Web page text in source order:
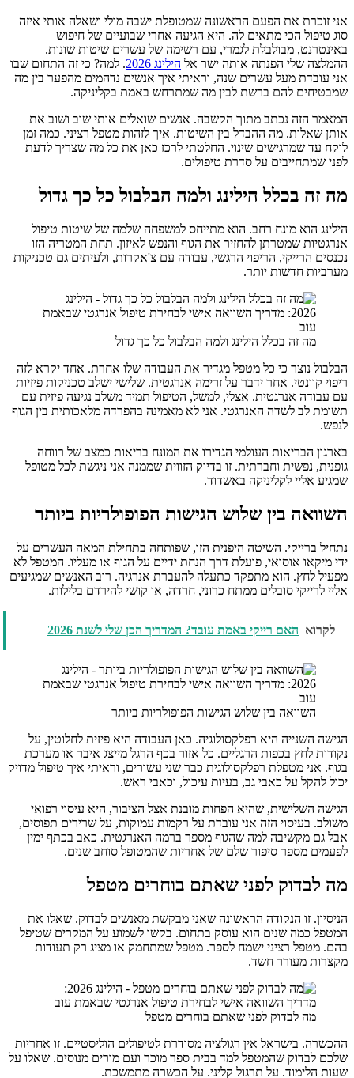
אני זוכרת את הפעם הראשונה שמטופלת ישבה מולי ושאלה אותי איזה
סוג טיפול הכי מתאים לה. היא הגיעה אחרי שבועיים של חיפוש
באינטרנט, מבולבלת לגמרי, עם רשימה של עשרים שיטות שונות.
ההמלצה שלי הפנתה אותה ישר אל הילינג 2026
. למה? כי זה התחום שבו
אני עובדת מעל עשרים שנה, וראיתי איך אנשים נדהמים מהפער בין מה
שמבטיחים להם ברשת לבין מה שמתרחש באמת בקליניקה.
המאמר הזה נכתב מתוך הקשבה. אנשים שואלים אותי שוב ושוב את
אותן שאלות. מה ההבדל בין השיטות. איך לזהות מטפל רציני. כמה זמן
לוקח עד שמרגישים שינוי. החלטתי לרכז כאן את כל מה שצריך לדעת
לפני שמתחייבים על סדרת טיפולים.
מה זה בכלל הילינג ולמה הבלבול כל כך גדול
הילינג הוא מונח רחב. הוא מתייחס למשפחה שלמה של שיטות טיפול
אנרגטיות שמטרתן להחזיר את הגוף והנפש לאיזון. תחת המטריה הזו
נכנסים הרייקי, הריפוי הרגשי, עבודה עם צ'אקרות, ולעיתים גם טכניקות
מערביות חדשות יותר.
מה זה בכלל הילינג ולמה הבלבול כל כך גדול
הבלבול נוצר כי כל מטפל מגדיר את העבודה שלו אחרת. אחד יקרא לזה
ריפוי קוונטי. אחר ידבר על זרימה אנרגטית. שלישי ישלב טכניקות פיזיות
עם עבודה אנרגטית. אצלי, למשל, הטיפול תמיד משלב נגיעה פיזית עם
תשומת לב לשדה האנרגטי. אני לא מאמינה בהפרדה מלאכותית בין הגוף
לנפש.
בארגון הבריאות העולמי הגדירו את המונח בריאות כמצב של רווחה
גופנית, נפשית וחברתית. זו בדיוק הזווית שממנה אני ניגשת לכל מטופל
שמגיע אליי לקליניקה באשדוד.
השוואה בין שלוש הגישות הפופולריות ביותר
נתחיל ברייקי. השיטה היפנית הזו, שפותחה בתחילת המאה העשרים על
ידי מיקאו אוסואי, פועלת דרך הנחת ידיים על הגוף או מעליו. המטפל לא
מפעיל לחץ. הוא מתפקד כתעלה להעברת אנרגיה. רוב האנשים שמגיעים
אליי לרייקי סובלים ממתח כרוני, חרדה, או קושי להירדם בלילות.
לקרוא האם רייקי באמת עובד? המדריך הכן שלי לשנת 2026
השוואה בין שלוש הגישות הפופולריות ביותר
הגישה השנייה היא רפלקסולוגיה. כאן העבודה היא פיזית לחלוטין, על
נקודות לחץ בכפות הרגליים. כל אזור בכף הרגל מייצג איבר או מערכת
בגוף. אני מטפלת רפלקסולוגית כבר שני עשורים, וראיתי איך טיפול מדויק
יכול להקל על כאבי גב, בעיות עיכול, וכאבי ראש.
הגישה השלישית, שהיא הפחות מובנת אצל הציבור, היא עיסוי רפואי
משולב. בעיסוי הזה אני עובדת על רקמות עמוקות, על שרירים תפוסים,
אבל גם מקשיבה למה שהגוף מספר ברמה האנרגטית. כאב בכתף ימין
לפעמים מספר סיפור שלם של אחריות שהמטופל סוחב שנים.
מה לבדוק לפני שאתם בוחרים מטפל
הניסיון. זו הנקודה הראשונה שאני מבקשת מאנשים לבדוק. שאלו את
המטפל כמה שנים הוא עוסק בתחום. בקשו לשמוע על המקרים שטיפל
בהם. מטפל רציני ישמח לספר. מטפל שמתחמק או מציג רק תעודות
מקצרות מעורר חשד.
מה לבדוק לפני שאתם בוחרים מטפל
ההכשרה. בישראל אין רגולציה מסודרת לטיפולים הוליסטיים. זו אחריות
שלכם לבדוק שהמטפל למד בבית ספר מוכר ועם מורים מנוסים. שאלו על
שעות הלימוד. על תרגול קליני. על הכשרה מתמשכת.